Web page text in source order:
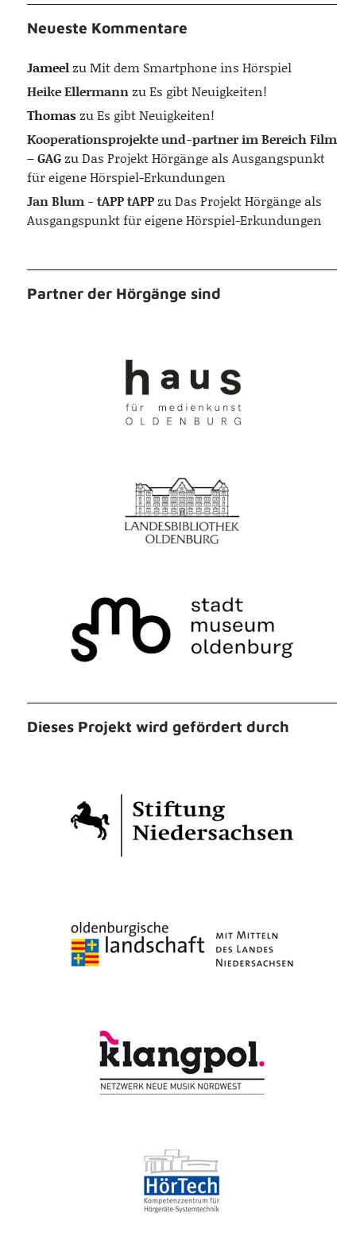
Neueste Kommentare
JameelzuMit dem Smartphone ins Hörspiel
Heike EllermannzuEs gibt Neuigkeiten!
ThomaszuEs gibt Neuigkeiten!
Kooperationsprojekte und-partner im Bereich Film
– GAGzuDas Projekt Hörgänge als Ausgangspunkt
für eigene Hörspiel-Erkundungen
Jan Blum - tAPP tAPPzuDas Projekt Hörgänge als
Ausgangspunkt für eigene Hörspiel-Erkundungen
Partner der Hörgänge sind
Dieses Projekt wird gefördert durch